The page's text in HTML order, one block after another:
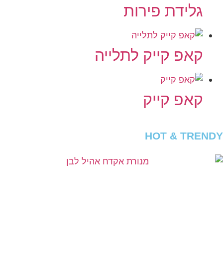
גלידת פירות
קאפ קייק לתלייה
קאפ קייק
HOT & TRENDY